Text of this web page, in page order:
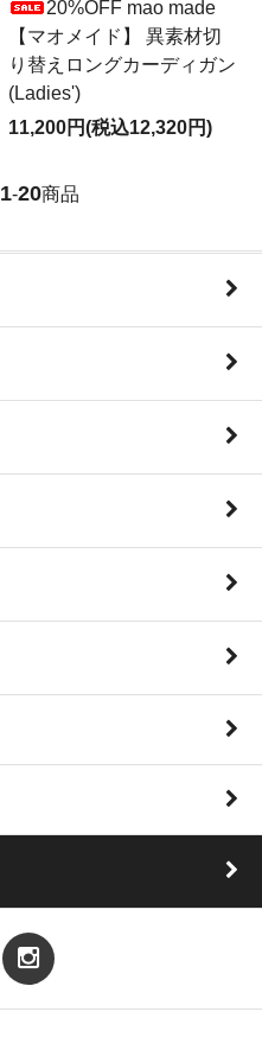
20%OFF mao made
【マオメイド】 異素材切
り替えロングカーディガン
(Ladies')
11,200円(税込12,320円)
1-20商品